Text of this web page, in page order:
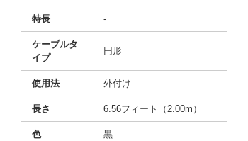
特長 -
ケーブルタ
イプ
円形
使用法 外付け
長さ 6.56フィート（2.00m）
色 黒